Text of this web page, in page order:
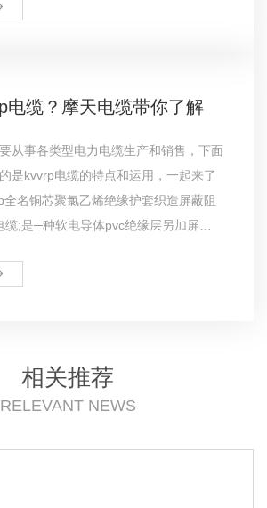
的阻燃、低发烟和有毒烟雾抑制性能，
电缆？摩天电缆带你了解
从事各类型电力电缆生产和销售，下面
是kvvrp电缆的特点和运用，一起来了
名铜芯聚氯乙烯绝缘护套织造屏蔽阻
;是─种软电导体pvc绝缘层另加屏蔽
750v，线芯常见电缆型号为2-24芯，
相关推荐
RELEVANT NEWS